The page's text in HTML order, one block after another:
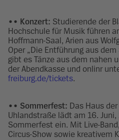
•• Konzert: Studierende der
Hochschule für Musik führen
Hoffmann-Saal, Arien aus
Oper „Die Entführung aus
gibt es Tänze aus dem nahen
der Abendkasse und onlinr
freiburg.de/tickets.
•• Sommerfest: Das Haus
Uhlandstraße lädt am 16. Juni,
Sommerfest ein. Mit Live-
Circus-Show sowie kreativem